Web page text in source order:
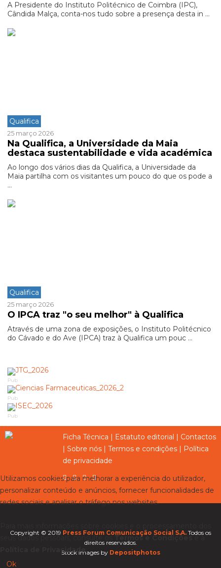
A Presidente do Instituto Politécnico de Coimbra (IPC),
Cândida Malça, conta-nos tudo sobre a presença desta in ...
Qualifica
25 março 2026
Na Qualifica, a Universidade da Maia
destaca sustentabilidade e vida académica
Ao longo dos vários dias da Qualifica, a Universidade da
Maia partilha com os visitantes um pouco do que os pode a
...
Qualifica
25 março 2026
O IPCA traz "o seu melhor" à Qualifica
Através de uma zona de exposições, o Instituto Politécnico
do Cávado e do Ave (IPCA) traz à Qualifica um pouc ...
Pub
Pub
Pub
Ficha Técnica Estatuto editorial
Contactos
Sobre nós Termos e condições
Política
de privacidade
Copyright © 2019 Press Forum Comunicação Social S.A. Todos os
direitos reservados.
Stock images by Depositphotos
Utilizamos cookies para melhorar a experiência do utilizador,
personalizar conteúdo e anúncios, fornecer funcionalidades de
redes sociais e analisar o tráfego nos websites.
seus dados pessoais, consulte osTermos e Condiçõese a
Política de Privacidade.
Ok